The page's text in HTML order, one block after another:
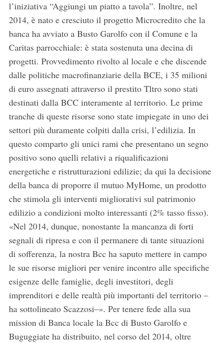
l’iniziativa “Aggiungi un piatto a tavola”. Inoltre, nel
2014, è nato e cresciuto il progetto Microcredito che la
banca ha avviato a Busto Garolfo con il Comune e la
Caritas parrocchiale: è stata sostenuta una decina di
progetti. Provvedimento rivolto al locale e che discende
dalle politiche macrofinanziarie della BCE, i 35 milioni
di euro assegnati attraverso il prestito Tltro sono stati
destinati dalla BCC interamente al territorio. Le prime
tranche di queste risorse sono state impiegate in uno dei
settori più duramente colpiti dalla crisi, l’edilizia. In
questo comparto gli unici rami che presentano un segno
positivo sono quelli relativi a riqualificazioni
energetiche e ristrutturazioni edilizie; da qui la decisione
della banca di proporre il mutuo MyHome, un prodotto
che stimola gli interventi migliorativi sul patrimonio
edilizio a condizioni molto interessanti (2% tasso fisso).
«Nel 2014, dunque, nonostante la mancanza di forti
segnali di ripresa e con il permanere di tante situazioni
di sofferenza, la nostra Bcc ha saputo mettere in campo
le sue risorse migliori per venire incontro alle specifiche
esigenze delle famiglie, degli investitori, degli
imprenditori e delle realtà più importanti del territorio –
ha sottolineato Scazzosi–». Per tenere fede alla sua
mission di Banca locale la Bcc di Busto Garolfo e
Buguggiate ha distribuito, nel corso del 2014, oltre
e
a
r
f
o
: